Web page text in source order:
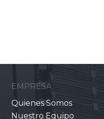
EMPRESA
Quienes Somos
Nuestro Equipo